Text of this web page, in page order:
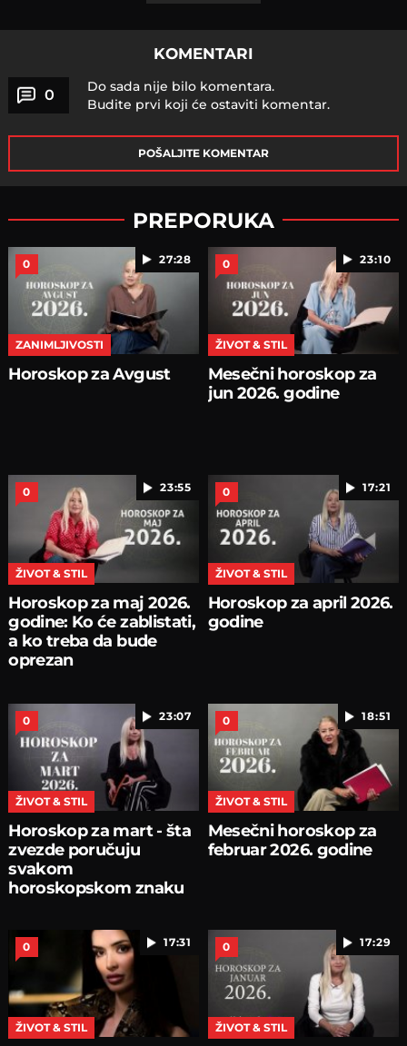
KOMENTARI
0
Do sada nije bilo komentara.
Budite prvi koji će ostaviti komentar.
POŠALJITE KOMENTAR
PREPORUKA
27:28
0
ZANIMLJIVOSTI
Horoskop za Avgust
23:10
0
ŽIVOT & STIL
Mesečni horoskop za
jun 2026. godine
23:55
0
ŽIVOT & STIL
Horoskop za maj 2026.
godine: Ko će zablistati,
a ko treba da bude
oprezan
17:21
0
ŽIVOT & STIL
Horoskop za april 2026.
godine
23:07
0
ŽIVOT & STIL
Horoskop za mart - šta
zvezde poručuju
svakom
horoskopskom znaku
18:51
0
ŽIVOT & STIL
Mesečni horoskop za
februar 2026. godine
17:31
0
ŽIVOT & STIL
17:29
0
ŽIVOT & STIL